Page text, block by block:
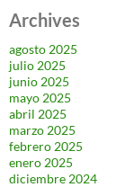
Archives
agosto 2025
julio 2025
junio 2025
mayo 2025
abril 2025
marzo 2025
febrero 2025
enero 2025
diciembre 2024